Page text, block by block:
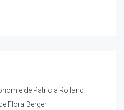
de Patricia Rolland
Flora Berger